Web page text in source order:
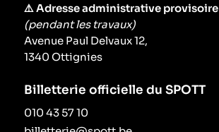
⚠️ Adresse administrative provisoire
(pendant les travaux)
Avenue Paul Delvaux 12,
1340 Ottignies
Billetterie officielle du SPOTT
010 43 57 10